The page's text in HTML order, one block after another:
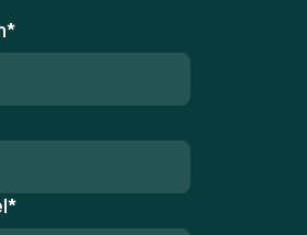
*
*